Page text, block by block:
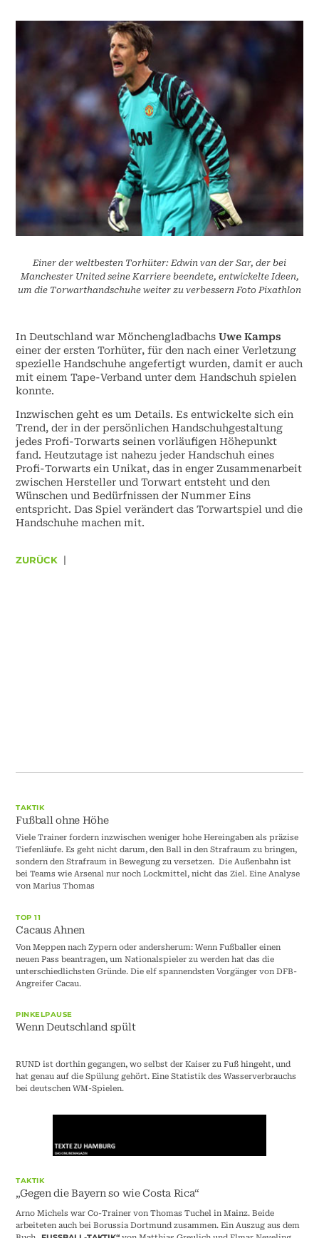
Einer der weltbesten Torhüter: Edwin van der Sar, der bei
Manchester United seine Karriere beendete, entwickelte Ideen,
um die Torwarthandschuhe weiter zu verbessern Foto Pixathlon
In Deutschland war MönchengladbachsUwe Kamps
einer der ersten Torhüter, für den nach einer Verletzung
spezielle Handschuhe angefertigt wurden, damit er auch
mit einem Tape-Verband unter dem Handschuh spielen
konnte.
Inzwischen geht es um Details. Es entwickelte sich ein
Trend, der in der persönlichen Handschuhgestaltung
jedes Profi-Torwarts seinen vorläufigen Höhepunkt
fand. Heutzutage ist nahezu jeder Handschuh eines
Profi-Torwarts ein Unikat, das in enger Zusammenarbeit
zwischen Hersteller und Torwart entsteht und den
Wünschen und Bedürfnissen der Nummer Eins
entspricht. Das Spiel verändert das Torwartspiel und die
Handschuhe machen mit.
ZURÜCK |
TAKTIK
Fußball ohne Höhe
Viele Trainer fordern inzwischen weniger hohe Hereingaben als präzise
Tiefenläufe. Es geht nicht darum, den Ball in den Strafraum zu bringen,
sondern den Strafraum in Bewegung zu versetzen. Die Außenbahn ist
bei Teams wie Arsenal nur noch Lockmittel, nicht das Ziel. Eine Analyse
von Marius Thomas
TOP 11
Cacaus Ahnen
Von Meppen nach Zypern oder andersherum: Wenn Fußballer einen
neuen Pass beantragen, um Nationalspieler zu werden hat das die
unterschiedlichsten Gründe. Die elf spannendsten Vorgänger von DFB-
Angreifer Cacau.
PINKELPAUSE
Wenn Deutschland spült
RUND ist dorthin gegangen, wo selbst der Kaiser zu Fuß hingeht, und
hat genau auf die Spülung gehört. Eine Statistik des Wasserverbrauchs
bei deutschen WM-Spielen.
TAKTIK
„Gegen die Bayern so wie Costa Rica“
Arno Michels war Co-Trainer von Thomas Tuchel in Mainz. Beide
arbeiteten auch bei Borussia Dortmund zusammen. Ein Auszug aus dem